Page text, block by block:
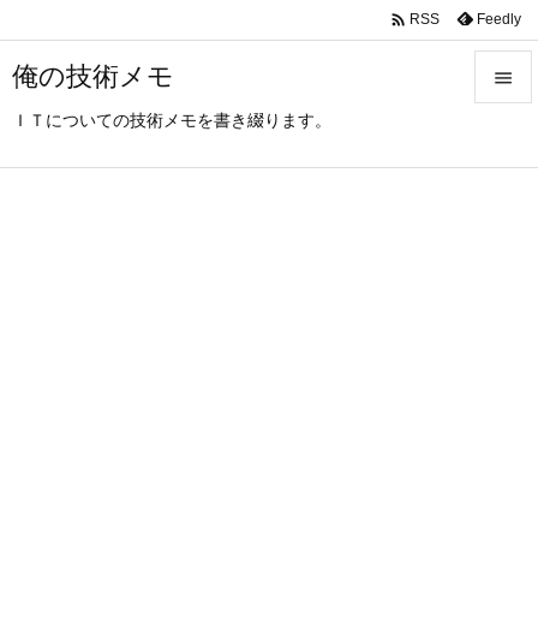
俺の技術メモ
ＩＴについての技術メモを書き綴ります。

 RSS Feedly